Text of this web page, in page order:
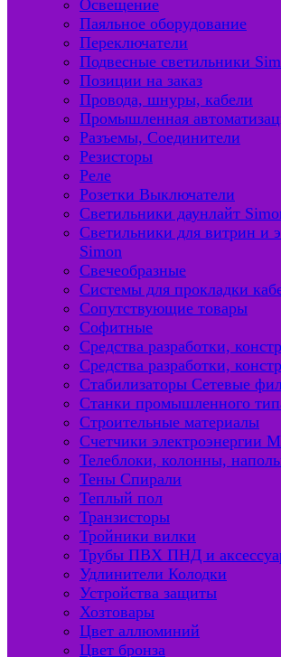
Освещение
Паяльное оборудование
Переключатели
Подвесные светильники
Позиции на заказ
Провода, шнуры, кабели
Промышленная
Разъемы, Соединители
Резисторы
Реле
Розетки Выключатели
Светильники даунлайт
Светильники для витрин и
Simon
Свечеобразные
Системы для прокладки
Сопутствующие товары
Софитные
Средства разработки,
Средства разработки,
Стабилизаторы Сетевые
Станки промышленного
Строительные материалы
Счетчики электроэнергии
Телеблоки, колонны,
Тены Спирали
Теплый пол
Транзисторы
Тройники вилки
Трубы ПВХ ПНД и
Удлинители Колодки
Устройства защиты
Хозтовары
Цвет аллюминий
Цвет бронза